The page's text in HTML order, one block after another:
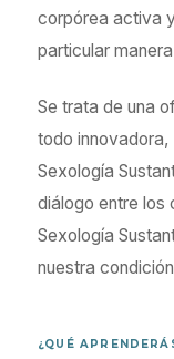
corpórea activa
particular
Se trata de una
todo
Sexología
diálogo entre los
Sexología
nuestra
¿QUÉ